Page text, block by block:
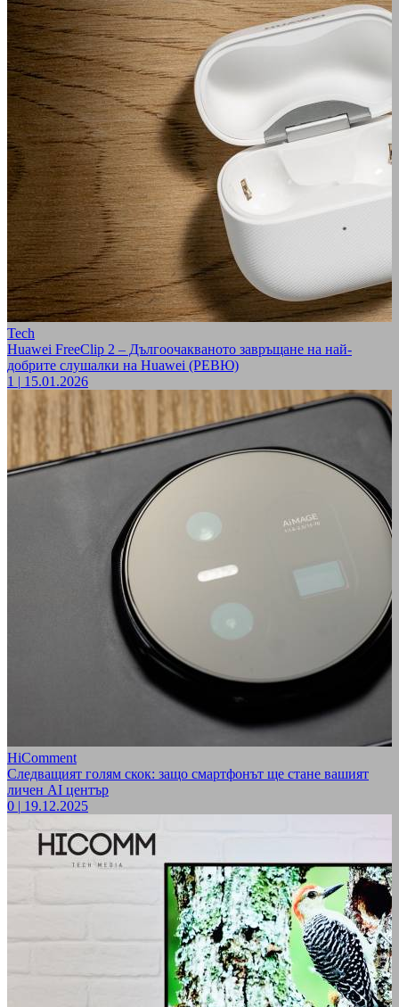
Tech
Huawei FreeClip 2 – Дългоочакваното завръщане на най-
добрите слушалки на Huawei (РЕВЮ)
1 | 15.01.2026
HiComment
Следващият голям скок: защо смартфонът ще стане вашият
личен AI център
0 | 19.12.2025